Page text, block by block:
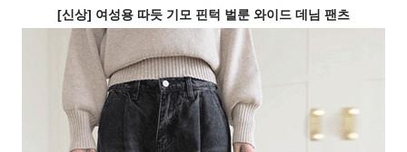
[신상] 여성용 따듯 기모 핀턱 벌룬 와이드 데님 팬츠